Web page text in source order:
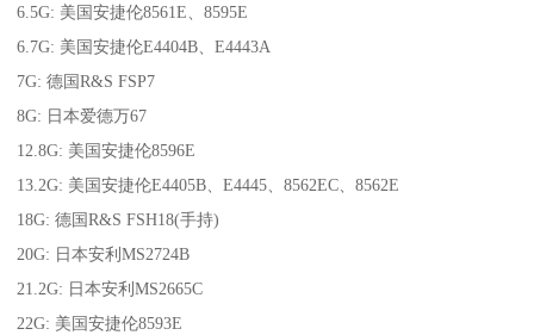
6.5G: 美国安捷伦8561E、8595E
6.7G: 美国安捷伦E4404B、E4443A
7G: 德国R&S FSP7
8G: 日本爱德万67
12.8G: 美国安捷伦8596E
13.2G: 美国安捷伦E4405B、E4445、8562EC、8562E
18G: 德国R&S FSH18(手持)
20G: 日本安利MS2724B
21.2G: 日本安利MS2665C
22G: 美国安捷伦8593E